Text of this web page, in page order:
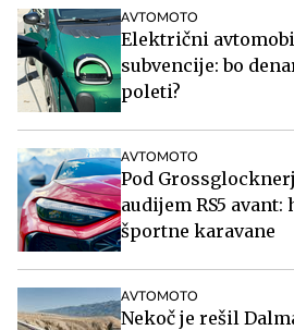
AVTOMOTO
Električni
subvencije: bo
poleti?
AVTOMOTO
Pod
audijem RS5
športne karavane
AVTOMOTO
Nekoč je rešil